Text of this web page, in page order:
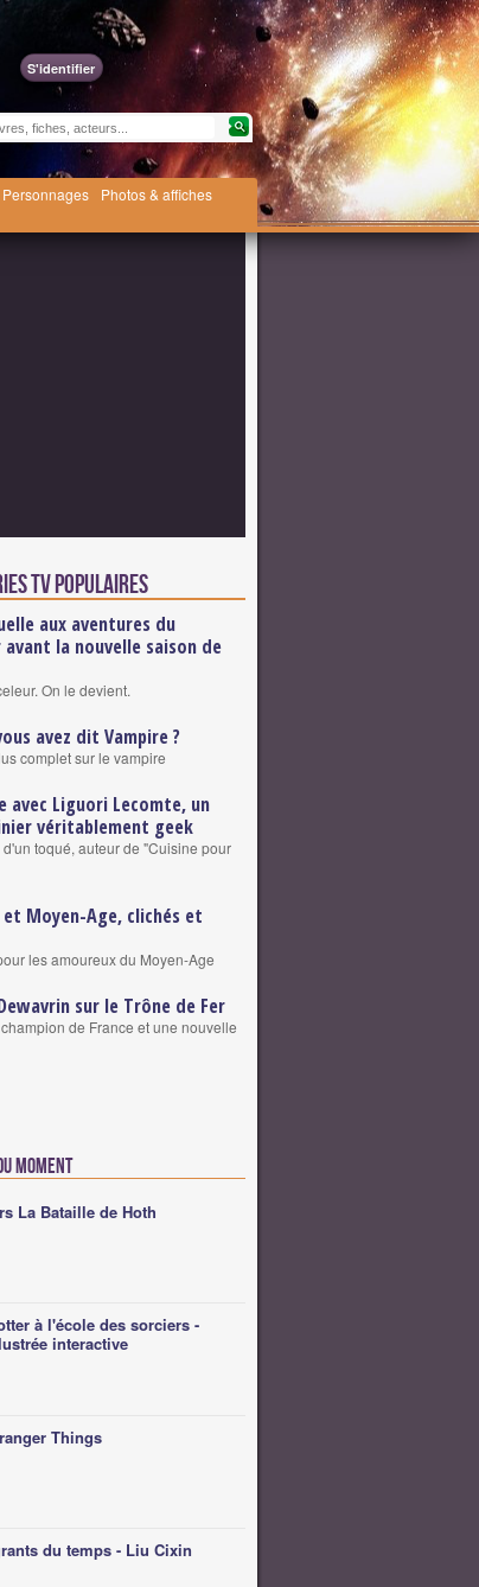
S'identifier
Personnages
Photos & affiches
TV populaires
aux aventures du
avant la nouvelle saison de
On le devient.
avez dit Vampire ?
complet sur le vampire
avec Liguori Lecomte, un
véritablement geek
toqué, auteur de "Cuisine pour
et Moyen-Age, clichés et
les amoureux du Moyen-Age
sur le Trône de Fer
de France et une nouvelle
moment
La Bataille de Hoth
à l'école des sorciers -
interactive
Things
du temps - Liu Cixin